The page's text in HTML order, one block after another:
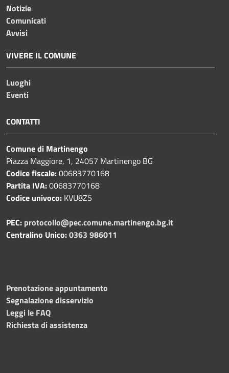
Notizie
Comunicati
Avvisi
VIVERE IL COMUNE
Luoghi
Eventi
CONTATTI
Comune di Martinengo
Piazza Maggiore, 1, 24057 Martinengo BG
Codice fiscale:00683770168
Partita IVA:00683770168
Codice univoco: KVU8Z5
PEC: protocollo@pec.comune.martinengo.bg.it
Centralino Unico:0363 986011
Prenotazione appuntamento
Segnalazione disservizio
Leggi le FAQ
Richiesta di assistenza